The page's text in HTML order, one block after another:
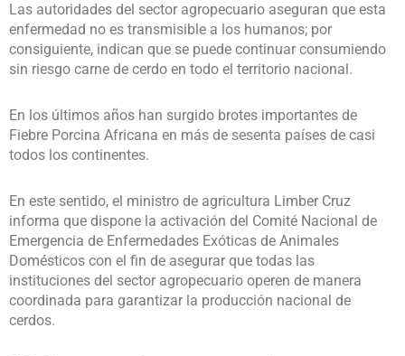
Las autoridades del sector agropecuario aseguran que esta
enfermedad no es transmisible a los humanos; por
consiguiente, indican que se puede continuar consumiendo
sin riesgo carne de cerdo en todo el territorio nacional.
En los últimos años han surgido brotes importantes de
Fiebre Porcina Africana en más de sesenta países de casi
todos los continentes.
En este sentido, el ministro de agricultura Limber Cruz
informa que dispone la activación del Comité Nacional de
Emergencia de Enfermedades Exóticas de Animales
Domésticos con el fin de asegurar que todas las
instituciones del sector agropecuario operen de manera
coordinada para garantizar la producción nacional de
cerdos.